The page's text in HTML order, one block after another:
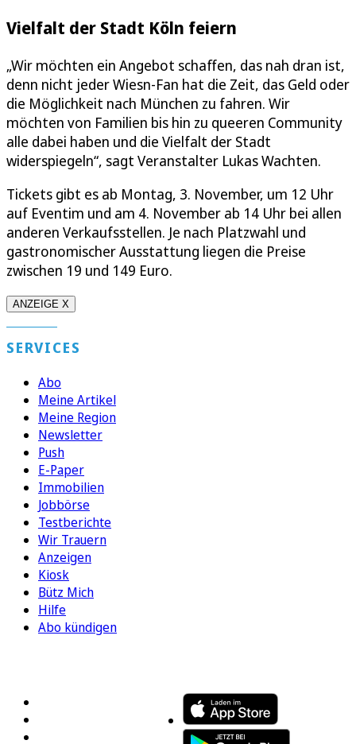
Vielfalt der Stadt Köln feiern
„Wir möchten ein Angebot schaffen, das nah dran ist,
denn nicht jeder Wiesn-Fan hat die Zeit, das Geld oder
die Möglichkeit nach München zu fahren. Wir
möchten von Familien bis hin zu queeren Community
alle dabei haben und die Vielfalt der Stadt
widerspiegeln“, sagt Veranstalter Lukas Wachten.
Tickets gibt es ab Montag, 3. November, um 12 Uhr
auf Eventim und am 4. November ab 14 Uhr bei allen
anderen Verkaufsstellen. Je nach Platzwahl und
gastronomischer Ausstattung liegen die Preise
zwischen 19 und 149 Euro.
ANZEIGE X
SERVICES
Abo
Meine Artikel
Meine Region
Newsletter
Push
E-Paper
Immobilien
Jobbörse
Testberichte
Wir Trauern
Anzeigen
Kiosk
Bütz Mich
Hilfe
Abo kündigen